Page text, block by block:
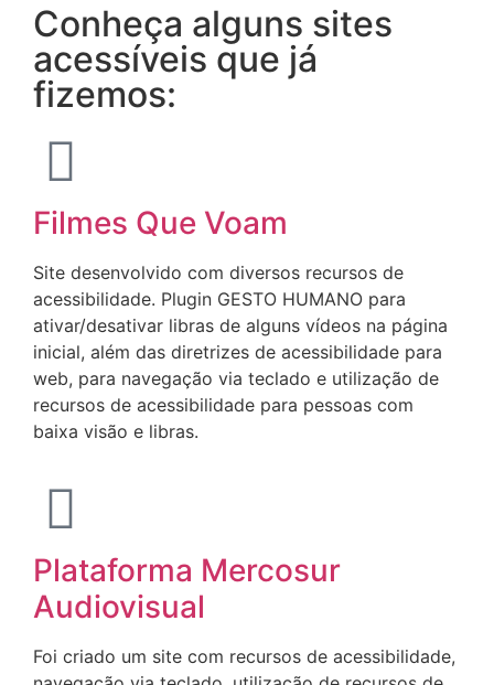
Conheça alguns sites
acessíveis que já
fizemos:
Filmes Que Voam
Site desenvolvido com diversos recursos de
acessibilidade. Plugin GESTO HUMANO para
ativar/desativar libras de alguns vídeos na página
inicial, além das diretrizes de acessibilidade para
web, para navegação via teclado e utilização de
recursos de acessibilidade para pessoas com
baixa visão e libras.
Plataforma Mercosur
Audiovisual
Foi criado um site com recursos de acessibilidade,